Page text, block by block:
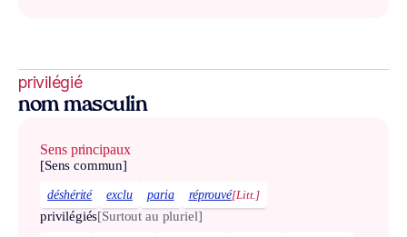
privilégié
nom masculin
Sens principaux
[Sens commun]
déshérité exclu paria réprouvé[Litt.]
privilégiés[Surtout au pluriel]